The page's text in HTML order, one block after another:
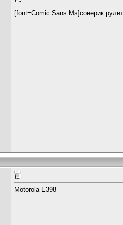
[font=Comic Sans Ms]сонерик
Motorola E398